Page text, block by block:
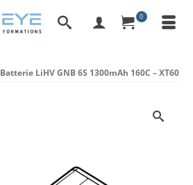
0
Batterie LiHV GNB 6S 1300mAh 160C – XT60